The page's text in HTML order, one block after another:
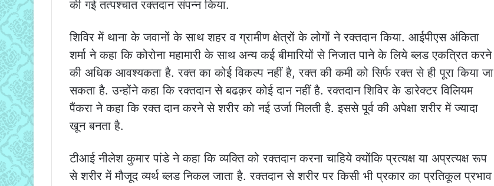
की गई तत्पश्चात रक्तदान संपन्न किया.
शिविर में थाना के जवानों के साथ शहर व ग्रामीण क्षेत्रों के लोगों ने रक्तदान किया. आईपीएस अंकिता
शर्मा ने कहा कि कोरोना महामारी के साथ अन्य कई बीमारियों से निजात पाने के लिये ब्लड एकत्रित करने
की अधिक आवश्यकता है. रक्त का कोई विकल्प नहीं है, रक्त की कमी को सिर्फ रक्त से ही पूरा किया जा
सकता है. उन्होंने कहा कि रक्तदान से बढक़र कोई दान नहीं है. रक्तदान शिविर के डारेक्टर विलियम
पैंकरा ने कहा कि रक्त दान करने से शरीर को नई उर्जा मिलती है. इससे पूर्व की अपेक्षा शरीर में ज्यादा
खून बनता है.
टीआई नीलेश कुमार पांडे ने कहा कि व्यक्ति को रक्तदान करना चाहिये क्योंकि प्रत्यक्ष या अप्रत्यक्ष रूप
से शरीर में मौजूद व्यर्थ ब्लड निकल जाता है. रक्तदान से शरीर पर किसी भी प्रकार का प्रतिकूल प्रभाव